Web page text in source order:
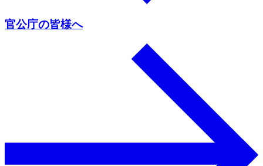
官公庁の皆様へ